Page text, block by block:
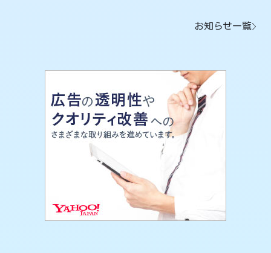
お知らせ一覧